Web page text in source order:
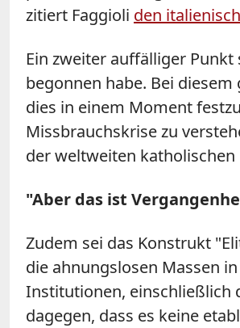
zitiert Faggioli den
Ein zweiter auffälliger
begonnen habe. Bei
dies in einem Moment
Missbrauchskrise zu
der weltweiten
"Aber das ist
Zudem sei das Konstrukt
die ahnungslosen Massen
Institutionen, einschließlich
dagegen, dass es keine